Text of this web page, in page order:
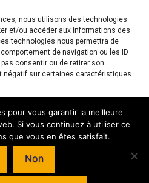
nous utilisons des technologies
et/ou accéder aux informations des
technologies nous permettra de
de navigation ou les ID
consentir ou de retirer son
négatif sur certaines caractéristiques
préférences
: Du lundi au vendredi 08h00 -
14h00 - 18h00
pour vous garantir la meilleure
Si vous continuez à utiliser ce
que vous en êtes satisfait.
Non